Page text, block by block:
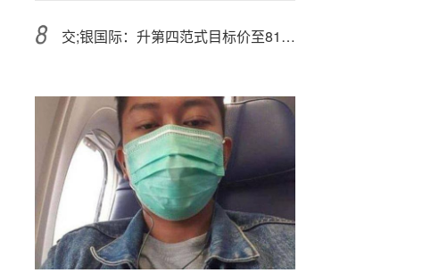
交;银国际：升第四范式目标价至81港元 维持“买入”评级